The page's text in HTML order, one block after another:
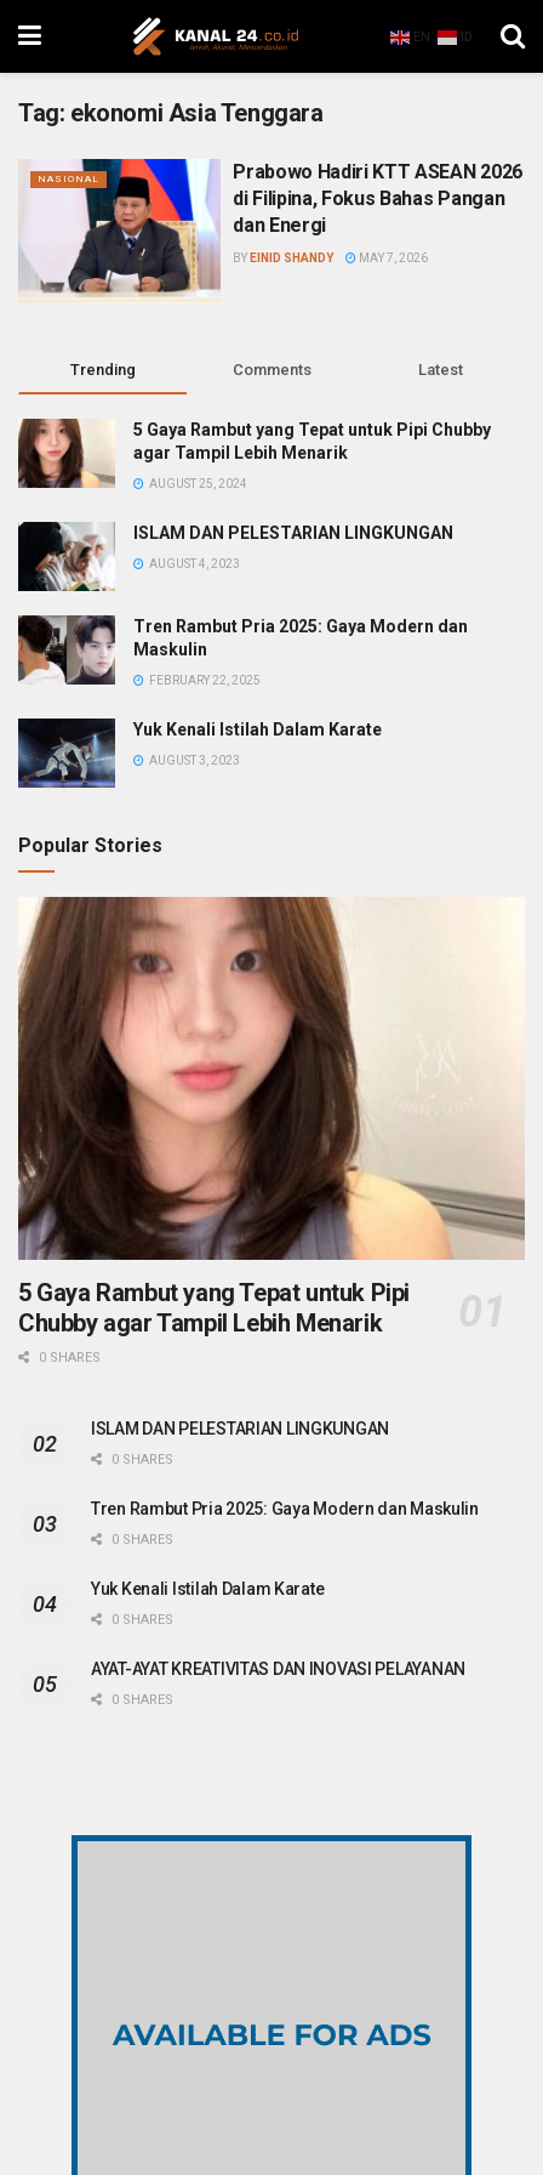
EN ID
Tag: ekonomi Asia Tenggara
NASIONAL
Prabowo Hadiri KTT ASEAN 2026
di Filipina, Fokus Bahas Pangan
dan Energi
BY EINID SHANDY MAY 7, 2026
Trending Comments Latest
5 Gaya Rambut yang Tepat untuk Pipi Chubby
agar Tampil Lebih Menarik
AUGUST 25, 2024
ISLAM DAN PELESTARIAN LINGKUNGAN
AUGUST 4, 2023
Tren Rambut Pria 2025: Gaya Modern dan
Maskulin
FEBRUARY 22, 2025
Yuk Kenali Istilah Dalam Karate
AUGUST 3, 2023
Popular Stories
5 Gaya Rambut yang Tepat untuk Pipi
Chubby agar Tampil Lebih Menarik
0 SHARES
ISLAM DAN PELESTARIAN LINGKUNGAN
0 SHARES
Tren Rambut Pria 2025: Gaya Modern dan Maskulin
0 SHARES
Yuk Kenali Istilah Dalam Karate
0 SHARES
AYAT-AYAT KREATIVITAS DAN INOVASI PELAYANAN
0 SHARES